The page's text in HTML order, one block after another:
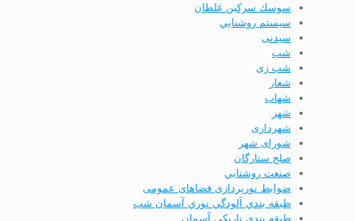
سوسك سركين غلطان
سيستم روشنايي
سیدنی
شب
شب زی
شعار
شهاب
شهر
شهرداری
شورای شهر
صلح ستارگان
صنعت روشنايي
ضوابط نورپردازی فضاهای عمومی
طبقه بندي آلودگي نوري آسمان شب
طبقه بندي تاريكي آسمان